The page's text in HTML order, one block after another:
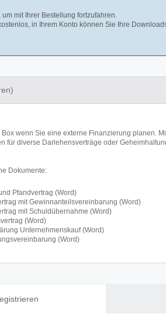
um mit Ihrer Bestellung fortzufahren.
in Ihrem Konto können Sie Ihre
wenn Sie eine externe Finanzierung planen.
für diverse Darlehensverträge oder
Dokumente:
Pfandvertrag (Word)
mit Gewinnanteilsvereinbarung (Word)
mit Schuldübernahme (Word)
(Word)
Unternehmenskauf (Word)
(Word)